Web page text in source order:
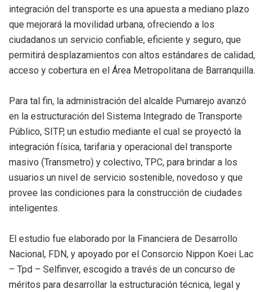
integración del transporte es una apuesta a mediano plazo
que mejorará la movilidad urbana, ofreciendo a los
ciudadanos un servicio confiable, eficiente y seguro, que
permitirá desplazamientos con altos estándares de calidad,
acceso y cobertura en el Área Metropolitana de Barranquilla.
Para tal fin, la administración del alcalde Pumarejo avanzó
en la estructuración del Sistema Integrado de Transporte
Público, SITP, un estudio mediante el cual se proyectó la
integración física, tarifaria y operacional del transporte
masivo (Transmetro) y colectivo, TPC, para brindar a los
usuarios un nivel de servicio sostenible, novedoso y que
provee las condiciones para la construcción de ciudades
inteligentes.
El estudio fue elaborado por la Financiera de Desarrollo
Nacional, FDN, y apoyado por el Consorcio Nippon Koei Lac
– Tpd – Selfinver, escogido a través de un concurso de
méritos para desarrollar la estructuración técnica, legal y